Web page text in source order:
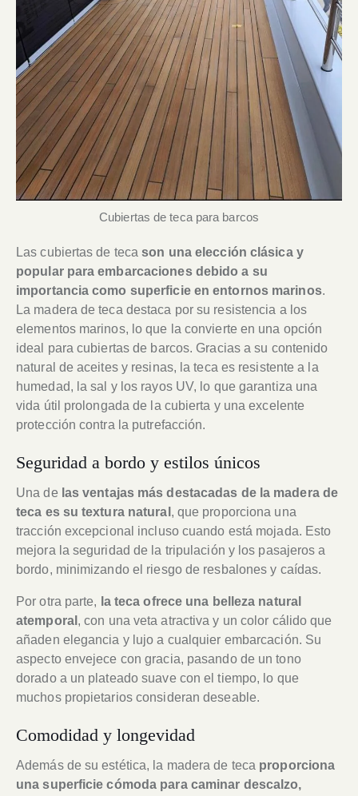
Cubiertas de teca para barcos
Las cubiertas de teca son una elección clásica y
popular para embarcaciones debido a su
importancia como superficie en entornos marinos.
La madera de teca destaca por su resistencia a los
elementos marinos, lo que la convierte en una opción
ideal para cubiertas de barcos. Gracias a su contenido
natural de aceites y resinas, la teca es resistente a la
humedad, la sal y los rayos UV, lo que garantiza una
vida útil prolongada de la cubierta y una excelente
protección contra la putrefacción.
Seguridad a bordo y estilos únicos
Una de las ventajas más destacadas de la madera de
teca es su textura natural , que proporciona una
tracción excepcional incluso cuando está mojada. Esto
mejora la seguridad de la tripulación y los pasajeros a
bordo, minimizando el riesgo de resbalones y caídas.
Por otra parte, la teca ofrece una belleza natural
atemporal , con una veta atractiva y un color cálido que
añaden elegancia y lujo a cualquier embarcación. Su
aspecto envejece con gracia, pasando de un tono
dorado a un plateado suave con el tiempo, lo que
muchos propietarios consideran deseable.
Comodidad y longevidad
Además de su estética, la madera de teca proporciona
una superficie cómoda para caminar descalzo,